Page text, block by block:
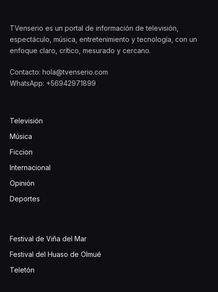
TVenserio es un portal de información de televisión,
espectáculo, música, entretenimiento y tecnología, con un
enfoque claro, crítico, mesurado y cercano.
Contacto: hola@tvenserio.com
WhatsApp: +56942971899
Televisión
Música
Ficcion
Internacional
Opinión
Deportes
Festival de Viña del Mar
Festival del Huaso de Olmué
Teletón